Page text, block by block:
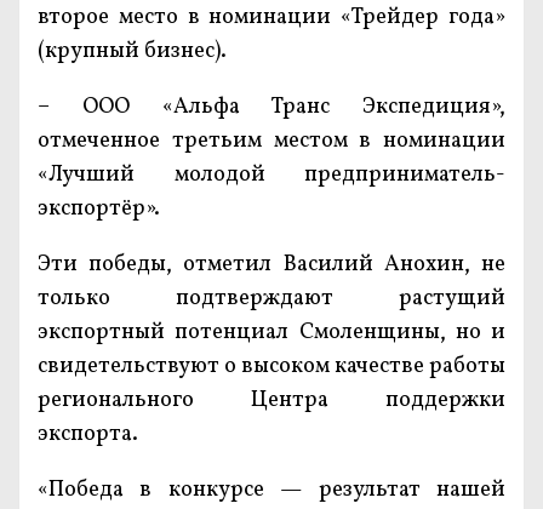
второе место в номинации «Трейдер года»
(крупный бизнес).
– ООО «Альфа Транс Экспедиция»,
отмеченное третьим местом в номинации
«Лучший молодой предприниматель-
экспортёр».
Эти победы, отметил Василий Анохин, не
только подтверждают растущий
экспортный потенциал Смоленщины, но и
свидетельствуют о высоком качестве работы
регионального Центра поддержки
экспорта.
«Победа в конкурсе — результат нашей